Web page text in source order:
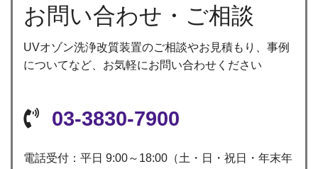
お問い合わせ・ご相談
UVオゾン洗浄改質装置のご相談やお見積もり、事例
についてなど、お気軽にお問い合わせください
03-3830-7900
電話受付：平日 9:00～18:00（土・日・祝日・年末年